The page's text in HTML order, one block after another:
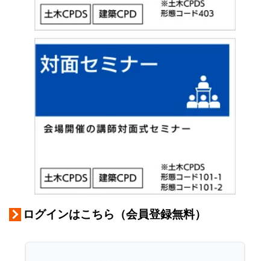
ログインはこちら（会員登録無料）